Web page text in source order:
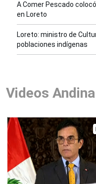
A Comer Pescado
en Loreto
Loreto: ministro de
poblaciones indígenas
Videos Andina